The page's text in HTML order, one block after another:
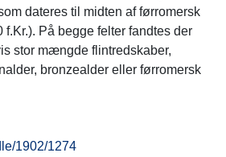
dateres til midten af førromersk
f.Kr.). På begge felter fandtes der
stor mængde flintredskaber,
bronzealder eller førromersk
1902/1274